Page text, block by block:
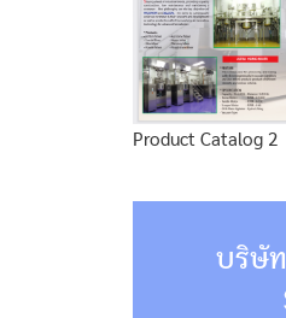
Product Catalog 2
บริษั